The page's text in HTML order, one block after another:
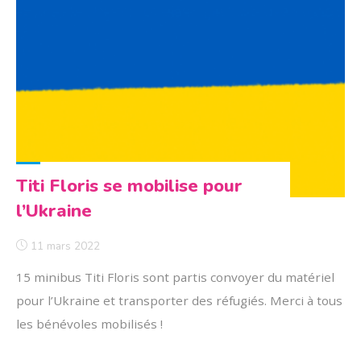
Titi Floris se mobilise pour
l’Ukraine
11 mars 2022
15 minibus Titi Floris sont partis convoyer du matériel
pour l’Ukraine et transporter des réfugiés. Merci à tous
les bénévoles mobilisés !